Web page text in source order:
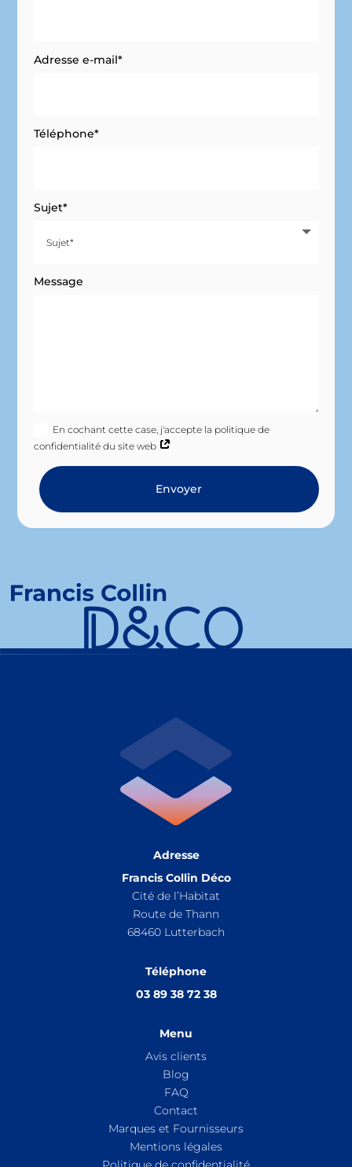
Adresse e-mail*
Téléphone*
Sujet*
Message
En cochant cette case, j'accepte la politique de
confidentialité du site web
Envoyer
Adresse
Francis Collin Déco
Cité de l’Habitat
Route de Thann
68460 Lutterbach
Téléphone
03 89 38 72 38
Menu
Avis clients
Blog
FAQ
Contact
Marques et Fournisseurs
Mentions légales